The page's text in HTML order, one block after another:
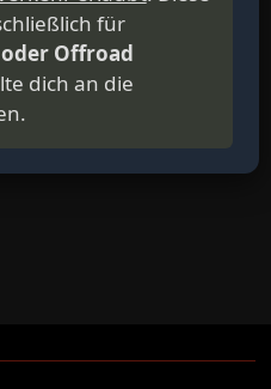
für
Offroad
dich an die